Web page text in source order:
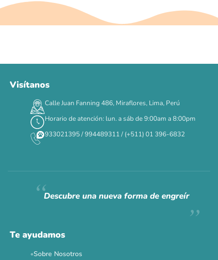
DÍAS HORAS MIN SEG
✕
Siempre fuimosraros.
Visítanos
Calle Juan Fanning 486, Miraflores, Lima, Perú
Horario de atención: lun. a sáb de 9:00am a 8:00pm
933021395 / 994489311 / (+511) 01 396-6832
Descubre una nueva forma de engreír
Te ayudamos
Sobre Nosotros